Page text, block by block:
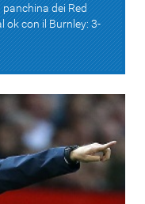
dei Red
ok con il Burnley: 3-